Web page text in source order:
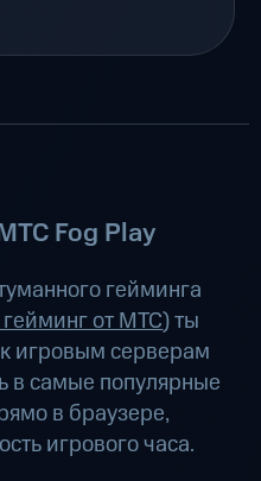
Fog Play
гейминга
от МТС) ты
игровым серверам
в самые популярные
в браузере,
игрового часа.